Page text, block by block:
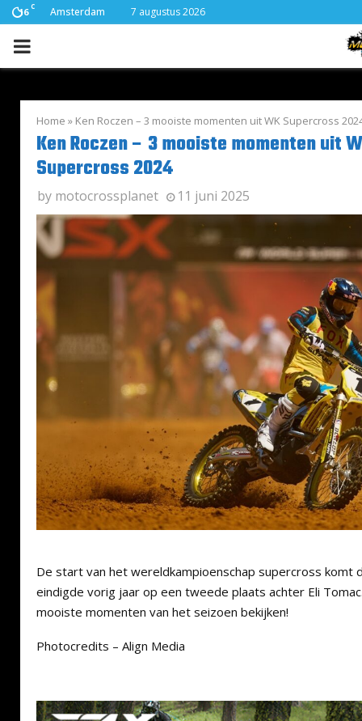
16 C Amsterdam 7 augustus 2026
PRIMARY
Home » Ken Roczen – 3 mooiste momenten uit WK Supercross
Ken Roczen – 3 mooiste momenten uit
Supercross 2024
by motocrossplanet 11 juni 2025
De start van het wereldkampioenschap supercross komt
eindigde vorig jaar op een tweede plaats achter Eli
mooiste momenten van het seizoen bekijken!
Photocredits – Align Media